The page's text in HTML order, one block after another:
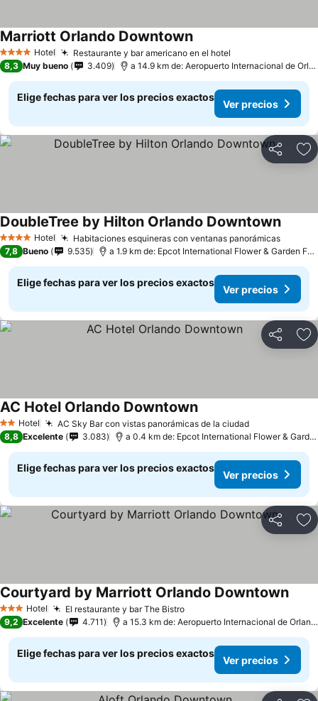
4 EstrellasHotel Restaurante y bar americano en el hotel
Marriott Orlando Downtown
8,3 Muy bueno 3.409 a 14.9 km de: Aeropuerto Internacional de Orlando
Elige fechas para ver los precios exactos
Ver precios
Compartir
4 EstrellasHotel Habitaciones esquineras con ventanas panorámicas
DoubleTree by Hilton Orlando Downtown
7,8 Bueno 9.535 a 1.9 km de: Epcot International Flower & Garden Festival
Elige fechas para ver los precios exactos
Ver precios
Compartir
2 Estrellas
Hotel AC Sky Bar con vistas panorámicas de la ciudad
AC Hotel Orlando Downtown
8,8 Excelente 3.083 a 0.4 km de: Epcot International Flower & Garden Festival
Elige fechas para ver los precios exactos
Ver precios
Compartir
3 Estrellas
Hotel El restaurante y bar The Bistro
Courtyard by Marriott Orlando Downtown
9,2 Excelente 4.711 a 15.3 km de: Aeropuerto Internacional de Orlando
Elige fechas para ver los precios exactos
Ver precios